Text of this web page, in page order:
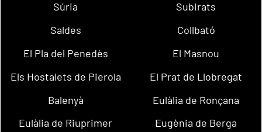
Súria
Subirats
Saldes
Collbató
El Pla del Penedès
El Masnou
Els Hostalets de Pierola
El Prat de Llobregat
Balenyà
Eulàlia de Ronçana
Eulàlia de Riuprimer
Eugènia de Berga